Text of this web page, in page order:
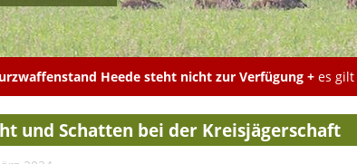
Heede steht nicht zur Verfügung + es gilt
und Schatten bei der Kreisjägerschaft